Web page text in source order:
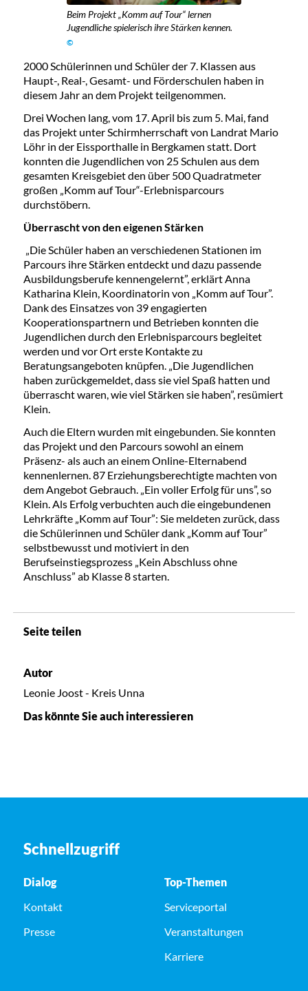
Beim Projekt „Komm auf Tour“ lernen
Jugendliche spielerisch ihre Stärken kennen.
©
2000 Schülerinnen und Schüler der 7. Klassen aus
Haupt-, Real-, Gesamt- und Förderschulen haben in
diesem Jahr an dem Projekt teilgenommen.
Drei Wochen lang, vom 17. April bis zum 5. Mai, fand
das Projekt unter Schirmherrschaft von Landrat Mario
Löhr in der Eissporthalle in Bergkamen statt. Dort
konnten die Jugendlichen von 25 Schulen aus dem
gesamten Kreisgebiet den über 500 Quadratmeter
großen „Komm auf Tour“-Erlebnisparcours
durchstöbern.
Überrascht von den eigenen Stärken
„Die Schüler haben an verschiedenen Stationen im
Parcours ihre Stärken entdeckt und dazu passende
Ausbildungsberufe kennengelernt”, erklärt Anna
Katharina Klein, Koordinatorin von „Komm auf Tour”.
Dank des Einsatzes von 39 engagierten
Kooperationspartnern und Betrieben konnten die
Jugendlichen durch den Erlebnisparcours begleitet
werden und vor Ort erste Kontakte zu
Beratungsangeboten knüpfen. „Die Jugendlichen
haben zurückgemeldet, dass sie viel Spaß hatten und
überrascht waren, wie viel Stärken sie haben”, resümiert
Klein.
Auch die Eltern wurden mit eingebunden. Sie konnten
das Projekt und den Parcours sowohl an einem
Präsenz- als auch an einem Online-Elternabend
kennenlernen. 87 Erziehungsberechtigte machten von
dem Angebot Gebrauch. „Ein voller Erfolg für uns”, so
Klein. Als Erfolg verbuchten auch die eingebundenen
Lehrkräfte „Komm auf Tour”: Sie meldeten zurück, dass
die Schülerinnen und Schüler dank „Komm auf Tour”
selbstbewusst und motiviert in den
Berufseinstiegsprozess „Kein Abschluss ohne
Anschluss” ab Klasse 8 starten.
Seite teilen
Autor
Leonie Joost - Kreis Unna
Das könnte Sie auch interessieren
Schnellzugriff
Dialog
Kontakt
Presse
Top-Themen
Serviceportal
Veranstaltungen
Karriere